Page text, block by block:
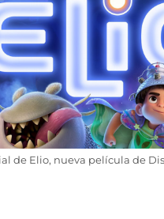
de Elio, nueva película de